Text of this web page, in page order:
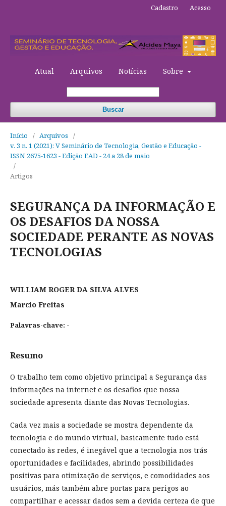
Atual Arquivos Notícias Sobre
Buscar
Cadastro Acesso
Início / Arquivos
/
v. 3 n. 1 (2021): V Seminário de Tecnologia, Gestão e Educação -
ISSN 2675-1623 - Edição EAD - 24 a 28 de maio
/
Artigos
SEGURANÇA DA INFORMAÇÃO E
OS DESAFIOS DA NOSSA
SOCIEDADE PERANTE AS NOVAS
TECNOLOGIAS
WILLIAM ROGER DA SILVA ALVES
Marcio Freitas
Palavras-chave: -
Resumo
O trabalho tem como objetivo principal a Segurança das
informações na internet e os desafios que nossa
sociedade apresenta diante das Novas Tecnologias.
Cada vez mais a sociedade se mostra dependente da
tecnologia e do mundo virtual, basicamente tudo está
conectado às redes, é inegável que a tecnologia nos trás
oportunidades e facilidades, abrindo possibilidades
positivas para otimização de serviços, e comodidades aos
usuários, más também abre portas para perigos ao
compartilhar e acessar dados sem a devida certeza de que